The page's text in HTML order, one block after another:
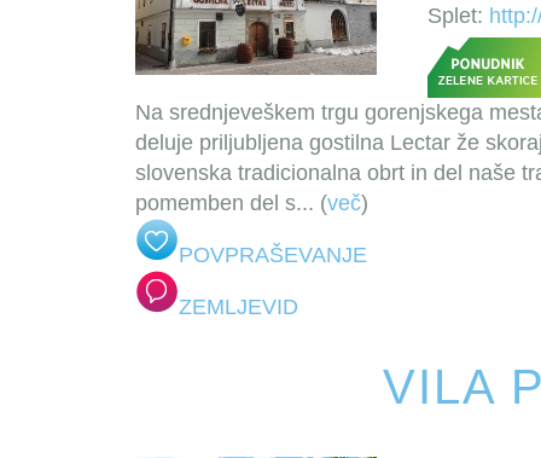
Splet:
Na srednjeveškem trgu gorenjskega
deluje priljubljena gostilna Lectar že
slovenska tradicionalna obrt in del naše
pomemben del s... (več)
POVPRAŠEVANJE
ZEMLJEVID
VILA